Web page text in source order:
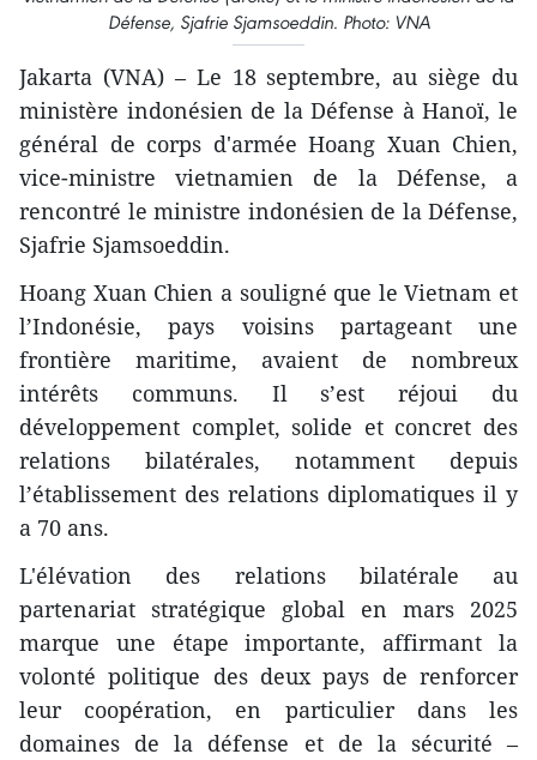
Défense, Sjafrie Sjamsoeddin. Photo: VNA
Jakarta (VNA) – Le 18 septembre, au siège du
ministère indonésien de la Défense à Hanoï, le
général de corps d'armée Hoang Xuan Chien,
vice-ministre vietnamien de la Défense, a
rencontré le ministre indonésien de la Défense,
Sjafrie Sjamsoeddin.
Hoang Xuan Chien a souligné que le Vietnam et
l’Indonésie, pays voisins partageant une
frontière maritime, avaient de nombreux
intérêts communs. Il s’est réjoui du
développement complet, solide et concret des
relations bilatérales, notamment depuis
l’établissement des relations diplomatiques il y
a 70 ans.
L'élévation des relations bilatérale au
partenariat stratégique global en mars 2025
marque une étape importante, affirmant la
volonté politique des deux pays de renforcer
leur coopération, en particulier dans les
domaines de la défense et de la sécurité –